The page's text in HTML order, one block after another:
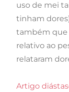
uso de mei
tinham
também que
relativo ao
relataram
Artigo